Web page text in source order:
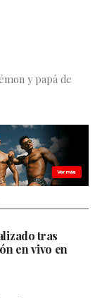
y papá de
tras
en vivo en